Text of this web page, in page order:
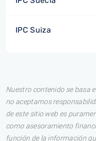
IPC Suiza
Nuestro contenido se basa
no aceptamos
de este sitio web es
como asesoramiento
función de la información